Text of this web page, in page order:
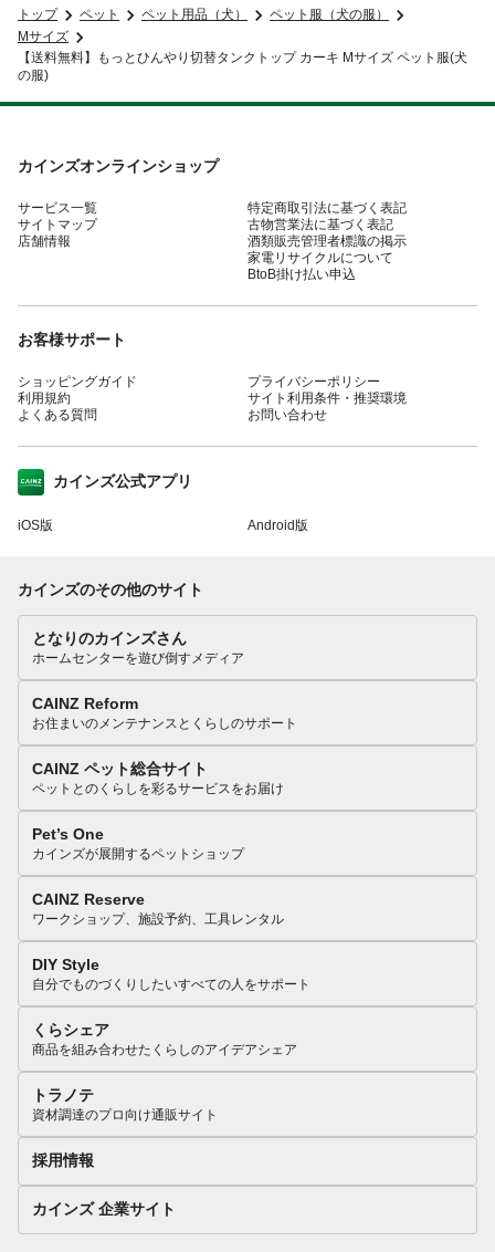
トップ ペット ペット用品（犬）
ペット服（犬の服）
Mサイズ
【送料無料】もっとひんやり切替タンクトップ カーキ Mサイズ ペット服(犬
の服)
カインズオンラインショップ
サービス一覧
サイトマップ
店舗情報
特定商取引法に基づく表記
古物営業法に基づく表記
酒類販売管理者標識の掲示
家電リサイクルについて
BtoB掛け払い申込
お客様サポート
ショッピングガイド
利用規約
よくある質問
プライバシーポリシー
サイト利用条件・推奨環境
お問い合わせ
カインズ公式アプリ
iOS版 Android版
カインズのその他のサイト
となりのカインズさん
ホームセンターを遊び倒すメディア
CAINZ Reform
お住まいのメンテナンスとくらしのサポート
CAINZ ペット総合サイト
ペットとのくらしを彩るサービスをお届け
Pet’s One
カインズが展開するペットショップ
CAINZ Reserve
ワークショップ、施設予約、工具レンタル
DIY Style
自分でものづくりしたいすべての人をサポート
くらシェア
商品を組み合わせたくらしのアイデアシェア
トラノテ
資材調達のプロ向け通販サイト
採用情報
カインズ 企業サイト